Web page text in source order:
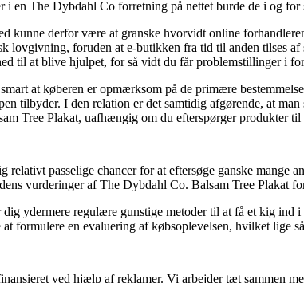
i en The Dybdahl Co forretning på nettet burde de i og
kunne derfor være at granske hvorvidt online
lovgivning, foruden at e-butikken fra tid til anden tilses
til at blive hjulpet, for så vidt du får problemstillinger i
at køberen er opmærksom på de primære
tilbyder. I den relation er det samtidig afgørende, at
Tree Plakat, uafhængig om du efterspørger produkter
relativt passelige chancer for at eftersøge ganske mange
vurderinger af The Dybdahl Co. Balsam Tree Plakat
dig ydermere regulære gunstige metoder til at få et kig
formulere en evaluering af købsoplevelsen, hvilket lige
ved hjælp af reklamer. Vi arbejder tæt sammen